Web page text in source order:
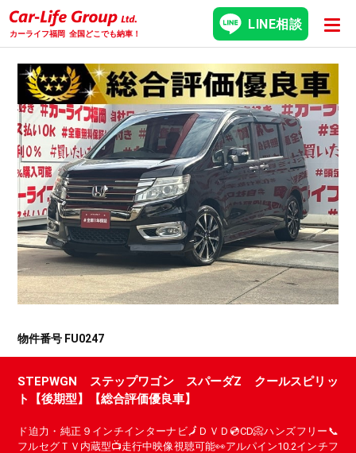
カーライフ福岡 全国どこでも納車！
LINE相談
物件番号 FU0247
STEPWGN ステップワゴン スパーダZ クールスピリッ
ト【後期型】【総合評価優良車】
ド迫力・純正９インチインターナビ🗾ＤＶＤ💿CD📀ハンズフリー📞
フルセグＴＶ内蔵型📺走行中映像視聴可能👀アルパイン10.2インチフ